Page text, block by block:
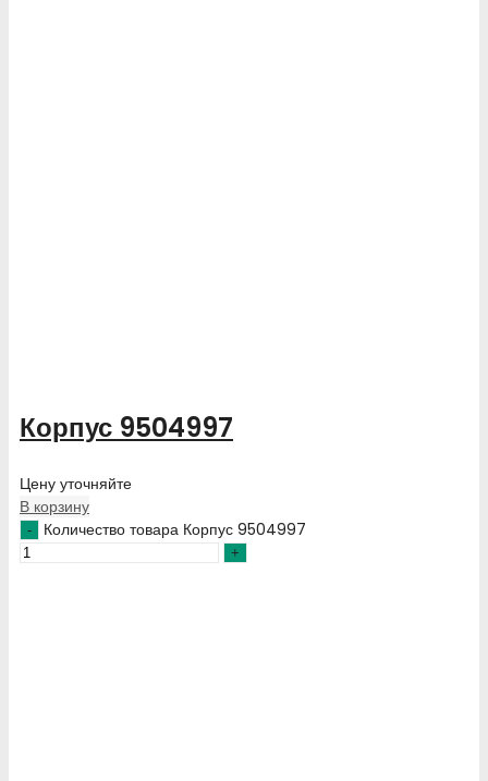
Корпус 9504997
Цену уточняйте
В корзину
Количество товара Корпус 9504997